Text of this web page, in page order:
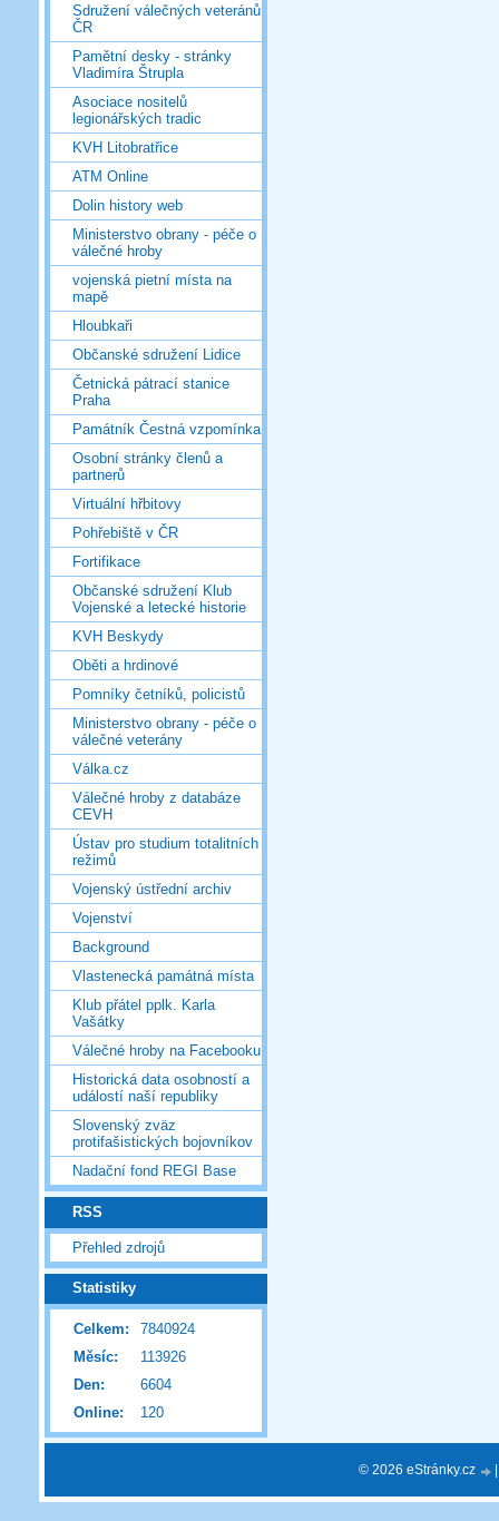
Sdružení válečných veteránů
ČR
Pamětní desky - stránky
Vladimíra Štrupla
Asociace nositelů
legionářských tradic
KVH Litobratřice
ATM Online
Dolin history web
Ministerstvo obrany - péče o
válečné hroby
vojenská pietní místa na
mapě
Hloubkaři
Občanské sdružení Lidice
Četnická pátrací stanice
Praha
Památník Čestná vzpomínka
Osobní stránky členů a
partnerů
Virtuální hřbitovy
Pohřebiště v ČR
Fortifikace
Občanské sdružení Klub
Vojenské a letecké historie
KVH Beskydy
Oběti a hrdinové
Pomníky četníků, policistů
Ministerstvo obrany - péče o
válečné veterány
Válka.cz
Válečné hroby z databáze
CEVH
Ústav pro studium totalitních
režimů
Vojenský ústřední archiv
Vojenství
Background
Vlastenecká památná místa
Klub přátel pplk. Karla
Vašátky
Válečné hroby na Facebooku
Historická data osobností a
událostí naší republiky
Slovenský zväz
protifašistických bojovníkov
Nadační fond REGI Base
RSS
Přehled zdrojů
Statistiky
Online: 120
Celkem:
7840924
Měsíc:
113926
Den:
6604
© 2026 eStránky.cz